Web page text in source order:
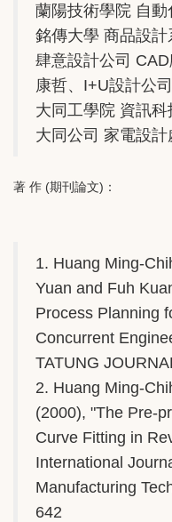
蘭陽技術學院 自
銘傳大學 商品設計
肆意設計公司 CAD
康哲、I+U設計公
大同工學院 資訊
大同公司 家電設計
著 作 (期刊論文)：
1. Huang Ming-
Yuan and Fuh
Process Planning
Concurrent
TATUNG
2. Huang Ming-
(2000), "The Pre-
Curve Fitting in
International
Manufacturing
642